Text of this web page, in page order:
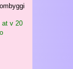
at v 20